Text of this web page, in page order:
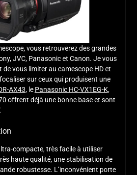
vous retrouverez des grandes
JVC, Panasonic et Canon. Je vous
vous limiter au camescope HD et
sur ceux qui produisent une
AX43, le Panasonic HC-VX1EG-K,
offrent déjà une bonne base et sont
compacte, très facile à utiliser
haute qualité, une stabilisation de
robustesse. L’inconvénient porte